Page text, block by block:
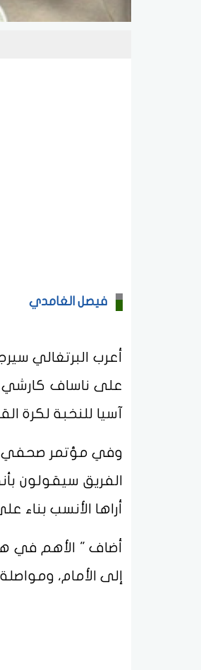
فيصل الغامدي
أعرب البرتغالي
على ناساف كارشي
آسيا للنخبة لكرة
وفي مؤتمر صحفي،
الفريق سيقولون
أراها الأنسب بناء
أضاف " الأهم في
إلى الأمام،